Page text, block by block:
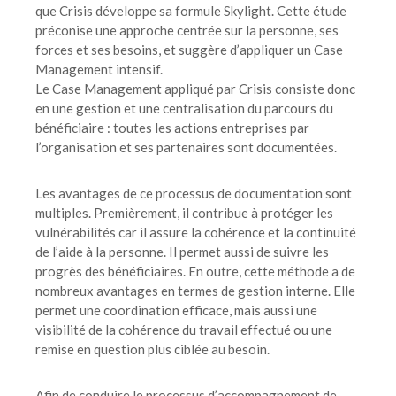
que Crisis développe sa formule Skylight. Cette étude
préconise une approche centrée sur la personne, ses
forces et ses besoins, et suggère d’appliquer un Case
Management intensif.
Le Case Management appliqué par Crisis consiste donc
en une gestion et une centralisation du parcours du
bénéficiaire : toutes les actions entreprises par
l’organisation et ses partenaires sont documentées.
Les avantages de ce processus de documentation sont
multiples. Premièrement, il contribue à protéger les
vulnérabilités car il assure la cohérence et la continuité
de l’aide à la personne. Il permet aussi de suivre les
progrès des bénéficiaires. En outre, cette méthode a de
nombreux avantages en termes de gestion interne. Elle
permet une coordination efficace, mais aussi une
visibilité de la cohérence du travail effectué ou une
remise en question plus ciblée au besoin.